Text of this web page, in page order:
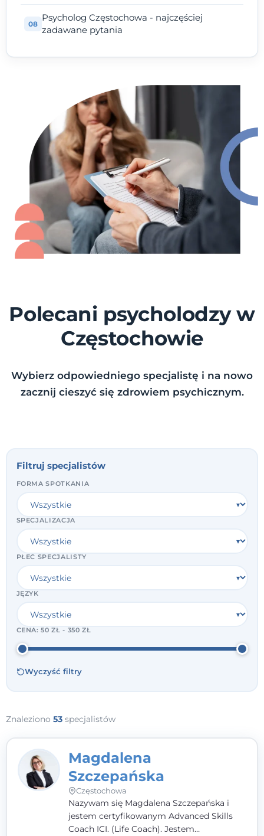
Psycholog Częstochowa - najczęściej
zadawane pytania
Polecani psycholodzy w
Częstochowie
Wybierz odpowiedniego specjalistę i na nowo
zacznij cieszyć się zdrowiem psychicznym.
Filtruj specjalistów
FORMA SPOTKANIA
SPECJALIZACJA
PŁEĆ SPECJALISTY
JĘZYK
CENA:50 ZŁ - 350 ZŁ
Wyczyść filtry
Znaleziono 53 specjalistów
Magdalena
Szczepańska
Częstochowa
Nazywam się Magdalena Szczepańska i
jestem certyfikowanym Advanced Skills
Coach ICI. (Life Coach). Jestem